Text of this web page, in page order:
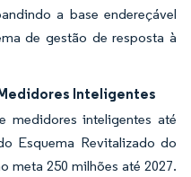
a base endereçável
de gestão de resposta à
Inteligentes
medidores inteligentes até
Esquema Revitalizado do
meta 250 milhões até 2027.